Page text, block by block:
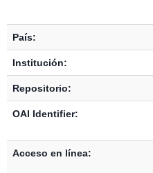
País:
Institución:
Repositorio:
OAI Identifier:
Acceso en línea: